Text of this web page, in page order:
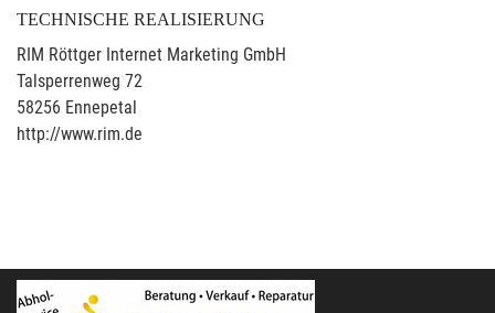
TECHNISCHE REALISIERUNG
RIM Röttger Internet Marketing GmbH
Talsperrenweg 72
58256 Ennepetal
http://www.rim.de